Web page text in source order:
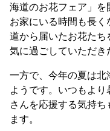
海道のお花フェア」を
お家にいる時間も長
道から届いたお花た
気に過ごしていただき
一方で、今年の夏は北
ようです。いつもよ
さんを応援する気持
ます。